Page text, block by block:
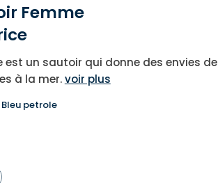
Femme
est un sautoir qui donne des envies de
à la mer.voir plus
Bleu petrole